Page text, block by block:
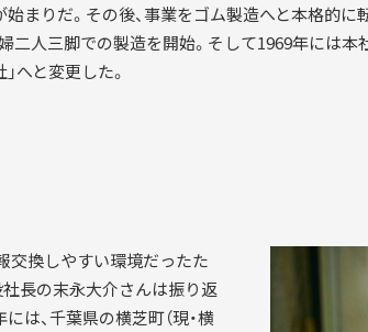
始まりだ。その後、事業をゴム製造へと本格的
二人三脚での製造を開始。そして1969年には本
へと変更した。
交換しやすい環境だったた
社長の末永大介さんは振り返
は、千葉県の横芝町（現・横